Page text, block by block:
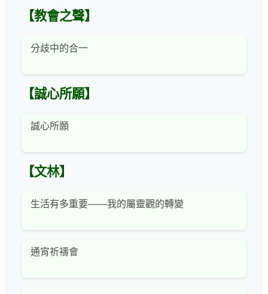
【教會之聲】
分歧中的合一
【誠心所願】
誠心所願
【文林】
生活有多重要——我的屬靈觀的轉變
通宵祈禱會